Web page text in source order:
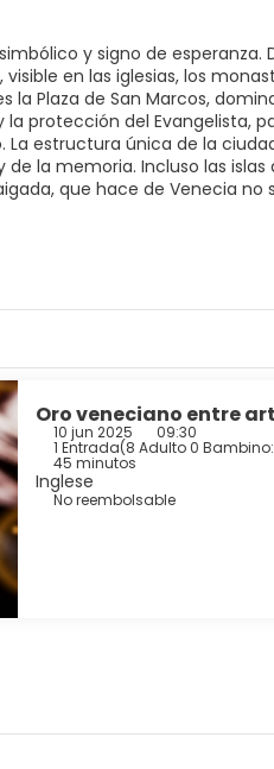
y signo de
en las iglesias, los
la Plaza de San Marcos,
protección del Evangelista,
estructura única de la
la memoria. Incluso las
que hace de Venecia no
Oro veneciano entre
10 jun 2025 09:30
1 Entrada(8 Adulto 0 Bambino:
45 minutos
Inglese
No reembolsable